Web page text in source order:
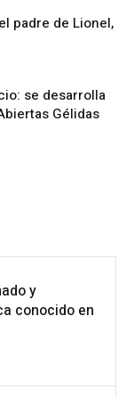
padre de Lionel,
se desarrolla
Gélidas
y
conocido en